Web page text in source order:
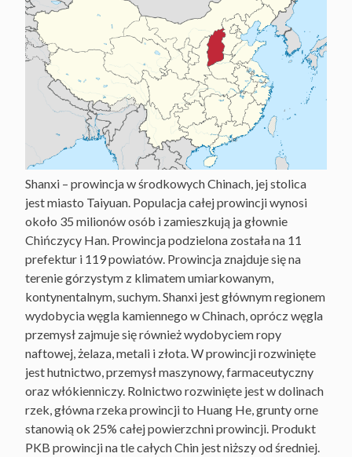
Shanxi – prowincja w środkowych Chinach, jej stolica
jest miasto Taiyuan. Populacja całej prowincji wynosi
około 35 milionów osób i zamieszkują ja głownie
Chińczycy Han. Prowincja podzielona została na 11
prefektur i 119 powiatów. Prowincja znajduje się na
terenie górzystym z klimatem umiarkowanym,
kontynentalnym, suchym. Shanxi jest głównym regionem
wydobycia węgla kamiennego w Chinach, oprócz węgla
przemysł zajmuje się również wydobyciem ropy
naftowej, żelaza, metali i złota. W prowincji rozwinięte
jest hutnictwo, przemysł maszynowy, farmaceutyczny
oraz włókienniczy. Rolnictwo rozwinięte jest w dolinach
rzek, główna rzeka prowincji to Huang He, grunty orne
stanowią ok 25% całej powierzchni prowincji. Produkt
PKB prowincji na tle całych Chin jest niższy od średniej.